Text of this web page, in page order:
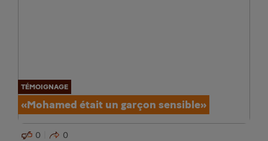
TÉMOIGNAGE
«Mohamed était un garçon sensible»
0 0